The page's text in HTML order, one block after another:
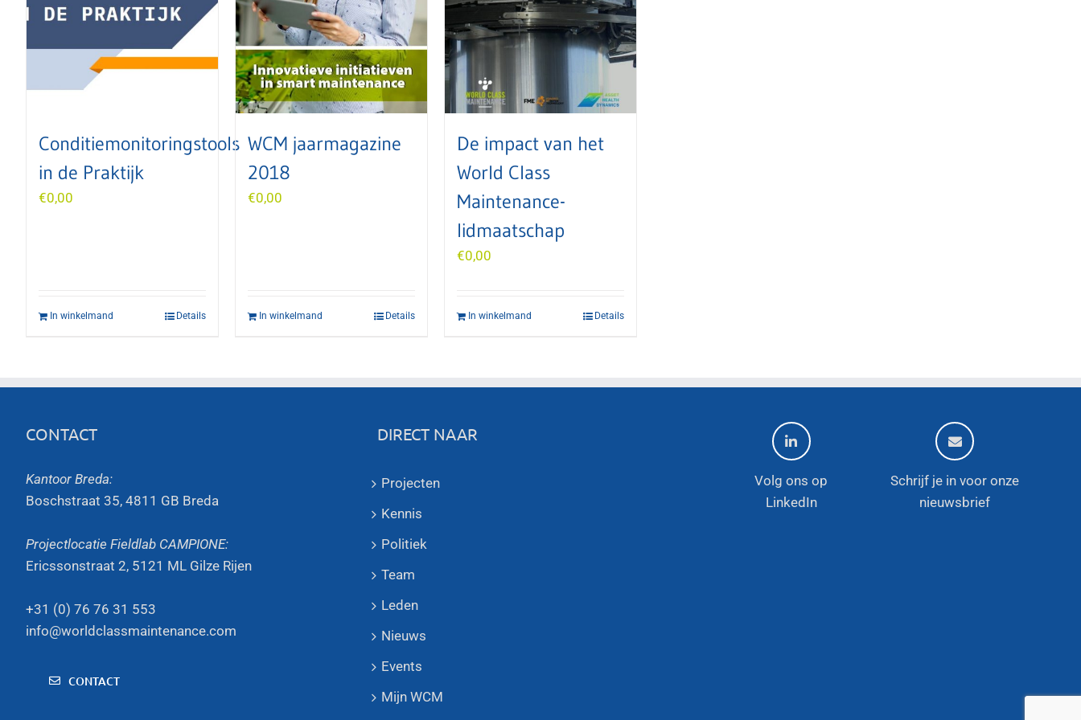
Conditiemonitoringstools
in de Praktijk
€0,00
In winkelmand Details
WCM jaarmagazine
2018
€0,00
In winkelmand Details
De impact van het
World Class
Maintenance-
lidmaatschap
€0,00
In winkelmand Details
CONTACT
Kantoor Breda:
Boschstraat 35, 4811 GB Breda
Projectlocatie Fieldlab CAMPIONE:
Ericssonstraat 2, 5121 ML Gilze Rijen
+31 (0) 76 76 31 553
info@worldclassmaintenance.com
CONTACT
DIRECT NAAR
Projecten
Kennis
Politiek
Team
Leden
Nieuws
Events
Mijn WCM
Volg ons op
LinkedIn
Schrijf je in voor onze
nieuwsbrief